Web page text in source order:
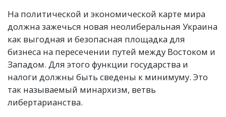
На политической и экономической карте мира
должна зажечься новая неолиберальная Украина
как выгодная и безопасная площадка для
бизнеса на пересечении путей между Востоком и
Западом. Для этого функции государства и
налоги должны быть сведены к минимуму. Это
так называемый минархизм, ветвь
либертарианства.